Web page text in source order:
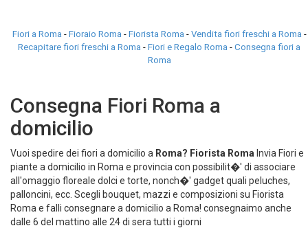
Fiori a Roma - Fioraio Roma - Fiorista Roma - Vendita fiori freschi a Roma -
Recapitare fiori freschi a Roma - Fiori e Regalo Roma - Consegna fiori a
Roma
Consegna Fiori Roma a
domicilio
Vuoi spedire dei fiori a domicilio a Roma? Fiorista Roma Invia Fiori e
piante a domicilio in Roma e provincia con possibilit�' di associare
all'omaggio floreale dolci e torte, nonch�' gadget quali peluches,
palloncini, ecc. Scegli bouquet, mazzi e composizioni su Fiorista
Roma e falli consegnare a domicilio a Roma! consegnaimo anche
dalle 6 del mattino alle 24 di sera tutti i giorni